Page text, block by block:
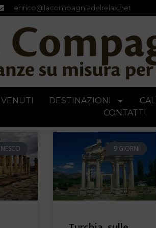
enrico@lacompagniadelrelax.net
DESTINAZIONI
CONTATTI
9 GIORNI